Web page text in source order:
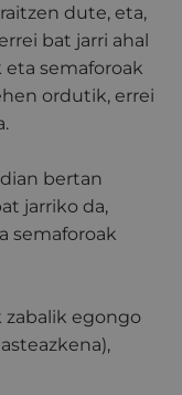
dute, eta,
bat jarri ahal
eta semaforoak
ordutik, errei
bertan
jarriko da,
semaforoak
zabalik egongo